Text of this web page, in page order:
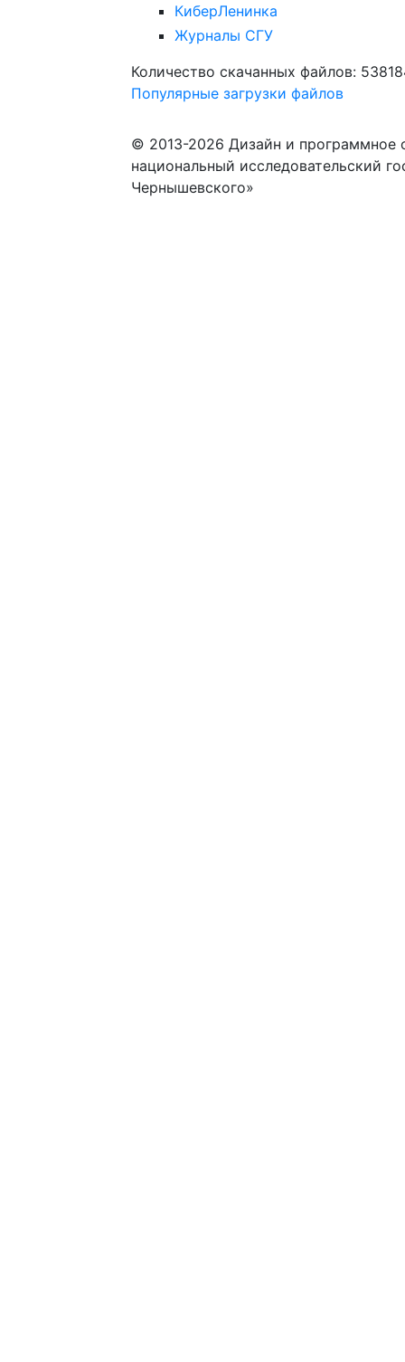
КиберЛенинка
Журналы СГУ
Количество скачанных файлов:
Популярные загрузки файлов
© 2013-2026 Дизайн и программное
национальный исследовательский
Чернышевского»